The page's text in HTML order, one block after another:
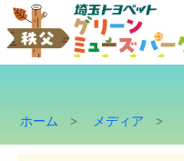
ホーム > メディア >